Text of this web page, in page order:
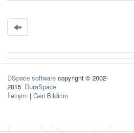
DSpace software copyright © 2002-
2015 DuraSpace
İletişim | Geri Bildirim